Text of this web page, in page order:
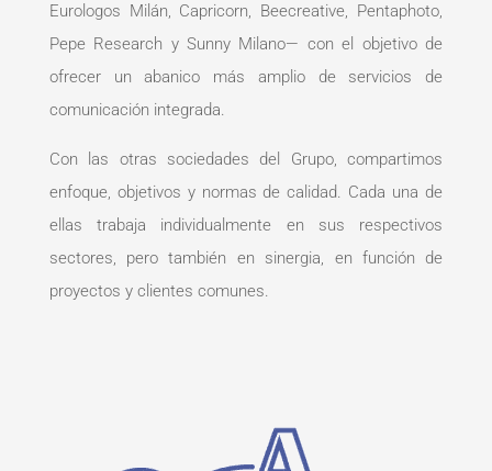
Eurologos Milán, Capricorn, Beecreative, Pentaphoto,
Pepe Research y Sunny Milano— con el objetivo de
ofrecer un abanico más amplio de servicios de
comunicación integrada.
Con las otras sociedades del Grupo, compartimos
enfoque, objetivos y normas de calidad. Cada una de
ellas trabaja individualmente en sus respectivos
sectores, pero también en sinergia, en función de
proyectos y clientes comunes.